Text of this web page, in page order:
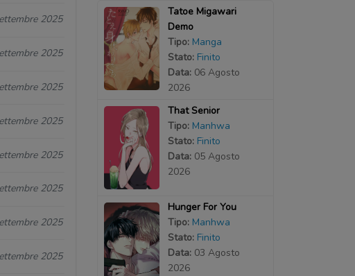
2025
2025
2025
2025
2025
2025
2025
2025
Tatoe Migawari
Demo
Tipo: Manga
Stato: Finito
Data: 06 Agosto
2026
That Senior
Tipo: Manhwa
Stato: Finito
Data: 05 Agosto
2026
Hunger For You
Tipo: Manhwa
Stato: Finito
Data: 03 Agosto
2026